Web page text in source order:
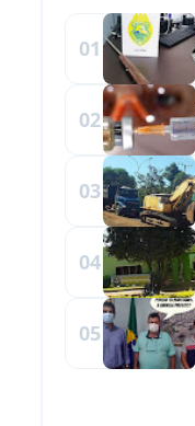
01
02
03
04
05